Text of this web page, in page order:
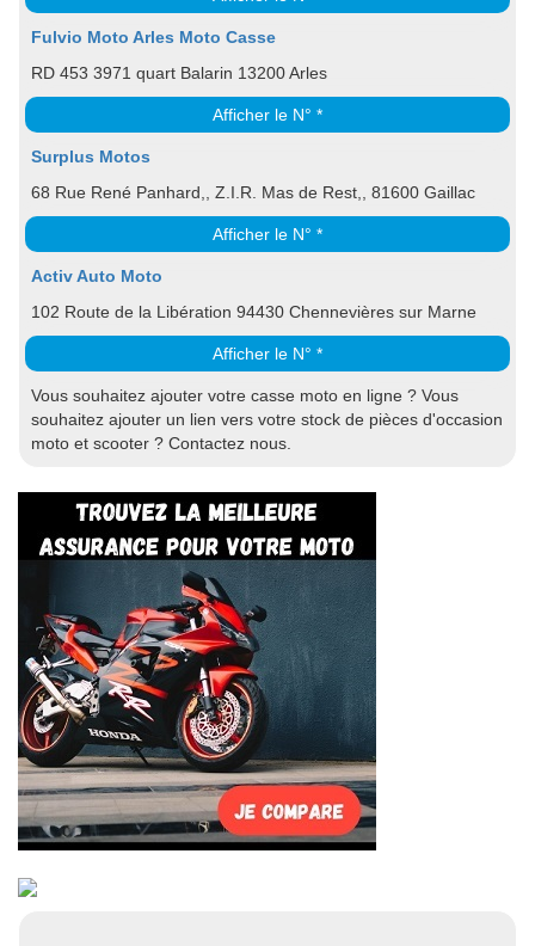
Fulvio Moto Arles Moto Casse
RD 453 3971 quart Balarin 13200 Arles
Afficher le N° *
Surplus Motos
68 Rue René Panhard,, Z.I.R. Mas de Rest,, 81600 Gaillac
Afficher le N° *
Activ Auto Moto
102 Route de la Libération 94430 Chennevières sur Marne
Afficher le N° *
Vous souhaitez ajouter votre casse moto en ligne ? Vous
souhaitez ajouter un lien vers votre stock de pièces d'occasion
moto et scooter ? Contactez nous.